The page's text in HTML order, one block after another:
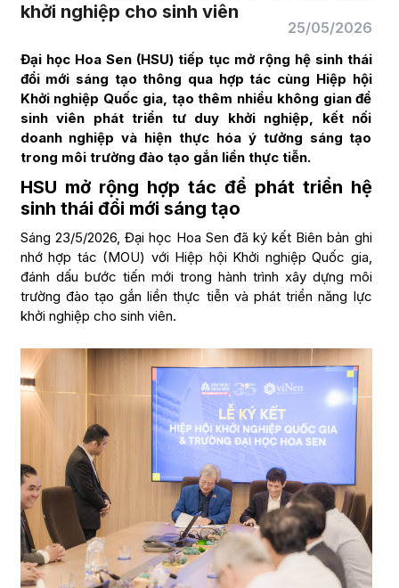
khởi nghiệp cho sinh viên
25/05/2026
Đại học Hoa Sen (HSU) tiếp tục mở rộng hệ sinh thái
đổi mới sáng tạo thông qua hợp tác cùng Hiệp hội
Khởi nghiệp Quốc gia, tạo thêm nhiều không gian để
sinh viên phát triển tư duy khởi nghiệp, kết nối
doanh nghiệp và hiện thực hóa ý tưởng sáng tạo
trong môi trường đào tạo gắn liền thực tiễn.
HSU mở rộng hợp tác để phát triển hệ
sinh thái đổi mới sáng tạo
Sáng 23/5/2026, Đại học Hoa Sen đã ký kết Biên bản ghi
nhớ hợp tác (MOU) với Hiệp hội Khởi nghiệp Quốc gia,
đánh dấu bước tiến mới trong hành trình xây dựng môi
trường đào tạo gắn liền thực tiễn và phát triển năng lực
khởi nghiệp cho sinh viên.